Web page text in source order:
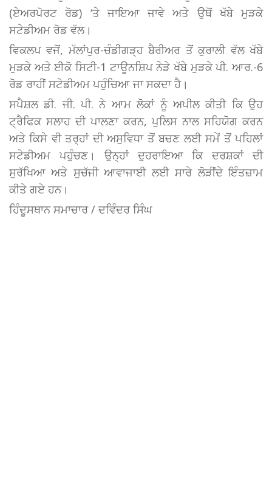
(ਏਅਰਪੋਰਟ ਰੋਡ) ‘ਤੇ ਜਾਇਆ ਜਾਵੇ ਅਤੇ ਉਥੋਂ ਖੱਬੇ ਮੁੜਕੇ
ਸਟੇਡੀਅਮ ਰੋਡ ਵੱਲ।
ਵਿਕਲਪ ਵਜੋਂ, ਮੱਲਾਂਪੁਰ-ਚੰਡੀਗੜ੍ਹ ਬੈਰੀਅਰ ਤੋਂ ਕੁਰਾਲੀ ਵੱਲ ਖੱਬੇ
ਮੁੜਕੇ ਅਤੇ ਈਕੋ ਸਿਟੀ-1 ਟਾਊਨਸ਼ਿਪ ਨੇੜੇ ਖੱਬੇ ਮੁੜਕੇ ਪੀ. ਆਰ.-6
ਰੋਡ ਰਾਹੀਂ ਸਟੇਡੀਅਮ ਪਹੁੰਚਿਆ ਜਾ ਸਕਦਾ ਹੈ।
ਸਪੈਸ਼ਲ ਡੀ. ਜੀ. ਪੀ. ਨੇ ਆਮ ਲੋਕਾਂ ਨੂੰ ਅਪੀਲ ਕੀਤੀ ਕਿ ਉਹ
ਟ੍ਰੈਫਿਕ ਸਲਾਹ ਦੀ ਪਾਲਣਾ ਕਰਨ, ਪੁਲਿਸ ਨਾਲ ਸਹਿਯੋਗ ਕਰਨ
ਅਤੇ ਕਿਸੇ ਵੀ ਤਰ੍ਹਾਂ ਦੀ ਅਸੁਵਿਧਾ ਤੋਂ ਬਚਣ ਲਈ ਸਮੇਂ ਤੋਂ ਪਹਿਲਾਂ
ਸਟੇਡੀਅਮ ਪਹੁੰਚਣ। ਉਨ੍ਹਾਂ ਦੁਹਰਾਇਆ ਕਿ ਦਰਸ਼ਕਾਂ ਦੀ
ਸੁਰੱਖਿਆ ਅਤੇ ਸੁਚੱਜੀ ਆਵਾਜਾਈ ਲਈ ਸਾਰੇ ਲੋੜੀਂਦੇ ਇੰਤਜ਼ਾਮ
ਕੀਤੇ ਗਏ ਹਨ।
ਹਿੰਦੂਸਥਾਨ ਸਮਾਚਾਰ / ਦਵਿੰਦਰ ਸਿੰਘ